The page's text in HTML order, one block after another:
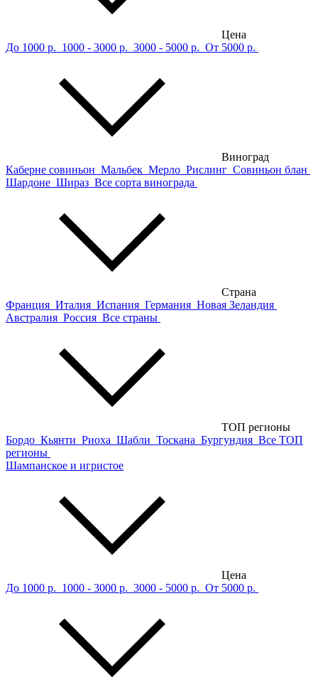
Цена
До 1000 р. 1000 - 3000 р. 3000 - 5000 р. От 5000 р.
Виноград
Каберне совиньон Мальбек Мерло Рислинг Совиньон блан
Шардоне Шираз Все сорта винограда
Страна
Франция Италия Испания Германия Новая Зеландия
Австралия Россия Все страны
ТОП регионы
Бордо Кьянти Риоха Шабли Тоскана Бургундия Все ТОП
регионы
Шампанское и игристое
Цена
До 1000 р. 1000 - 3000 р. 3000 - 5000 р. От 5000 р.